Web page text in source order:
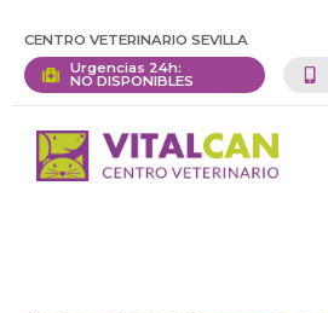
CENTRO VETERINARIO SEVILLA
Urgencias 24h:
NO DISPONIBLES